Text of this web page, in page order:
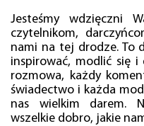
Jesteśmy wdzięczni
czytelnikom,
nami na tej drodze. To
inspirować, modlić się i
rozmowa, każdy
świadectwo i każda
nas wielkim darem.
wszelkie dobro, jakie